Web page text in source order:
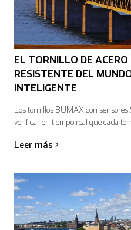
EL TORNILLO DE
RESISTENTE DEL
INTELIGENTE
Los tornillos BUMAX con
verificar en tiempo real que cada
Leer más